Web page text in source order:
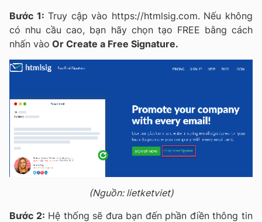
Bước 1: Truy cập vào https://htmlsig.com. Nếu không
có nhu cầu cao, bạn hãy chọn tạo FREE bằng cách
nhấn vào Or Create a Free Signature.
(Nguồn: lietketviet)
Bước 2: Hệ thống sẽ đưa bạn đến phần điền thông tin